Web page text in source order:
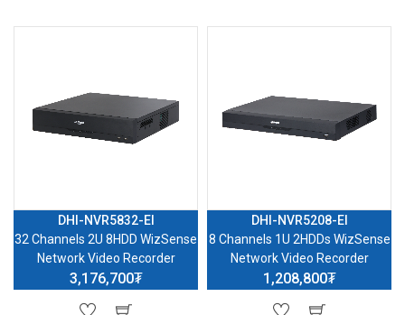
DHI-NVR5832-EI
32 Channels 2U 8HDD WizSense
Network Video Recorder
3,176,700₮
DHI-NVR5208-EI
8 Channels 1U 2HDDs WizSense
Network Video Recorder
1,208,800₮